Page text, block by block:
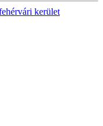
kerület